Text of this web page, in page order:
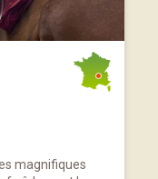
magnifiques